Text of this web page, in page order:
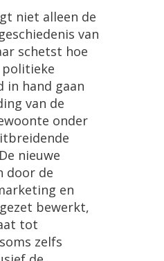
niet alleen de
geschiedenis van
schetst hoe
politieke
in hand gaan
van de
onder
De nieuwe
door de
en
bewerkt,
tot
soms zelfs